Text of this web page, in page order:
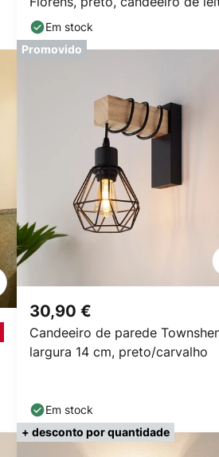
LED, 23,5 cm
Em stock
Promovido
Candeeiro de parede
largura 14 cm, preto/carvalho
30,90 €
Em stock
+ desconto por quantidade